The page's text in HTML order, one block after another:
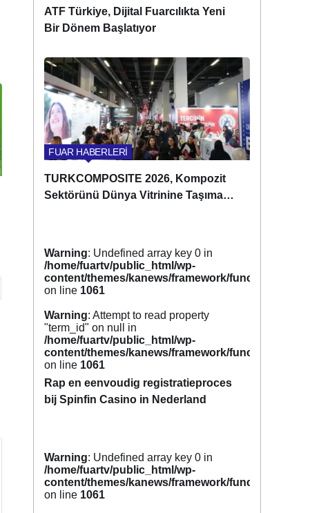
ATF Türkiye, Dijital Fuarcılıkta Yeni
Bir Dönem Başlatıyor
FUAR HABERLERİ
TURKCOMPOSITE 2026, Kompozit
Sektörünü Dünya Vitrinine Taşımaya
Warning: Undefined array key 0 in
/home/fuartv/public_html/wp-
content/themes/kanews/framework/functions/
on line 1061
Warning: Attempt to read property
"term_id" on null in
/home/fuartv/public_html/wp-
content/themes/kanews/framework/functions/
on line 1061
Rap en eenvoudig registratieproces
bij Spinfin Casino in Nederland
Warning: Undefined array key 0 in
/home/fuartv/public_html/wp-
content/themes/kanews/framework/functions/
on line 1061